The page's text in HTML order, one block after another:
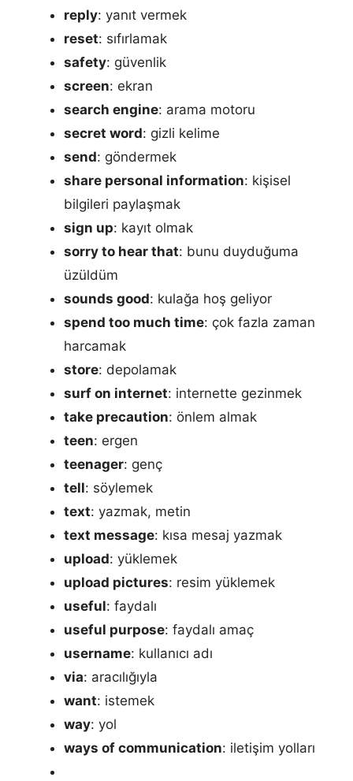
reply: yanıt vermek
reset: sıfırlamak
safety: güvenlik
screen: ekran
search engine: arama motoru
secret word: gizli kelime
send: göndermek
share personal information: kişisel
bilgileri paylaşmak
sign up: kayıt olmak
sorry to hear that: bunu duyduğuma
üzüldüm
sounds good: kulağa hoş geliyor
spend too much time: çok fazla zaman
harcamak
store: depolamak
surf on internet: internette gezinmek
take precaution: önlem almak
teen: ergen
teenager: genç
tell: söylemek
text: yazmak, metin
text message: kısa mesaj yazmak
upload: yüklemek
upload pictures: resim yüklemek
useful: faydalı
useful purpose: faydalı amaç
username: kullanıcı adı
via: aracılığıyla
want: istemek
way: yol
ways of communication: iletişim yolları